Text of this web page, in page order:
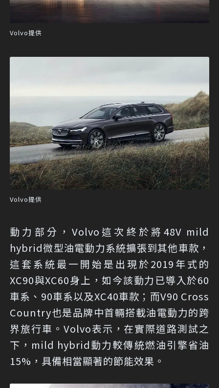
Volvo提供
Volvo提供
動力部分，Volvo這次終於將48V mild
hybrid微型油電動力系統擴張到其他車款，
這套系統最一開始是出現於2019年式的
XC90與XC60身上，如今該動力已導入於60
車系、90車系以及XC40車款；而V90 Cross
Country也是品牌中首輛搭載油電動力的跨
界旅行車。Volvo表示，在實際道路測試之
下，mild hybrid動力較傳統燃油引擎省油
15%，具備相當顯著的節能效果。